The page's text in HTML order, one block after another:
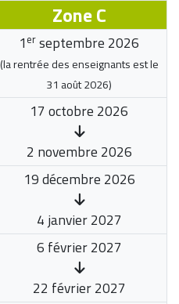
Zone C
1 er septembre 2026
(la rentrée des enseignants est le
31 août 2026)
17 octobre 2026
2 novembre 2026
19 décembre 2026
4 janvier 2027
6 février 2027
22 février 2027